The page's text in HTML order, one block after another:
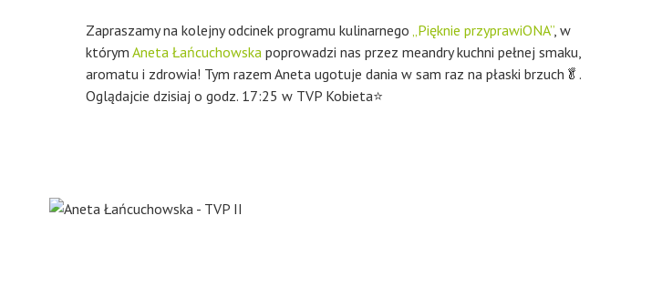
Zapraszamy na kolejny odcinek programu kulinarnego „Pięknie przyprawiONA”, w
którym Aneta Łańcuchowska poprowadzi nas przez meandry kuchni pełnej smaku,
aromatu i zdrowia! Tym razem Aneta ugotuje dania w sam raz na płaski brzuch🥬.
Oglądajcie dzisiaj o godz. 17:25 w TVP Kobieta⭐